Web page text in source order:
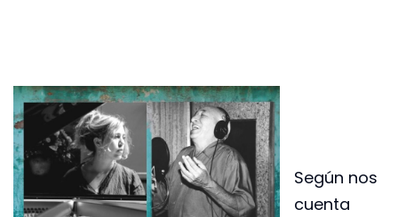
Según nos
cuenta